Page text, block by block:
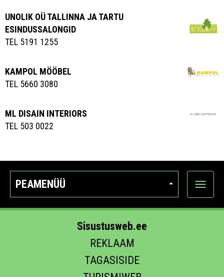
UNOLIK OÜ TALLINNA JA TARTU
ESINDUSSALONGID
TEL 5191 1255
KAMPOL MÖÖBEL
TEL 5660 3080
ML DISAIN INTERIORS
TEL 503 0022
PEAMENÜÜ
Ava
Sisustusweb.ee
REKLAAM
TAGASISIDE